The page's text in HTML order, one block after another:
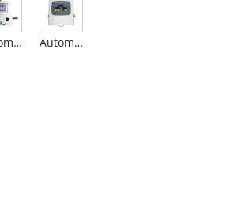
Automatic Liquid Crystal Display (LCD) -manifold Automatisk digital (LED) manifold